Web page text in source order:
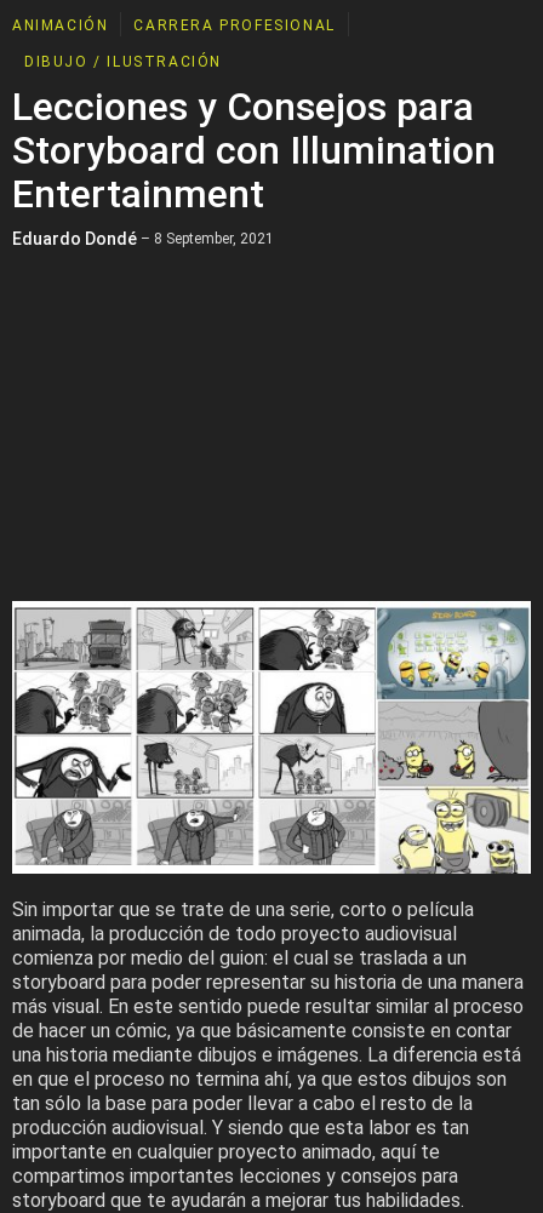
ANIMACIÓN CARRERA PROFESIONAL
DIBUJO / ILUSTRACIÓN
Lecciones y Consejos para
Storyboard con Illumination
Entertainment
Eduardo Dondé – 8 September, 2021
Sin importar que se trate de una serie, corto o película
animada, la producción de todo proyecto audiovisual
comienza por medio del guion: el cual se traslada a un
storyboard para poder representar su historia de una manera
más visual. En este sentido puede resultar similar al proceso
de hacer un cómic, ya que básicamente consiste en contar
una historia mediante dibujos e imágenes. La diferencia está
en que el proceso no termina ahí, ya que estos dibujos son
tan sólo la base para poder llevar a cabo el resto de la
producción audiovisual. Y siendo que esta labor es tan
importante en cualquier proyecto animado, aquí te
compartimos importantes lecciones y consejos para
storyboard que te ayudarán a mejorar tus habilidades.